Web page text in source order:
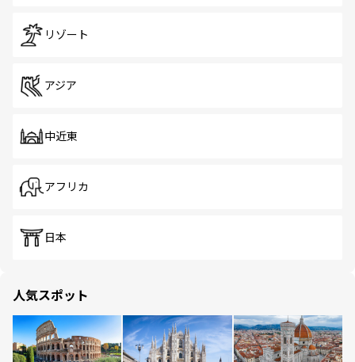
リゾート
アジア
中近東
アフリカ
日本
人気スポット